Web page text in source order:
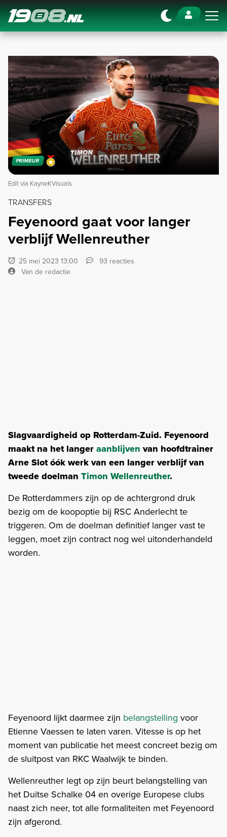
Navigation
PRIMEUR
Edit via KayneKVisuals
TRANSFERS
Feyenoord gaat voor langer
verblijf Wellenreuther
25 mei 2023 13:00
93 reacties
Van de redactie
Slagvaardigheid op Rotterdam-Zuid. Feyenoord
maakt na het langeraanblijven van hoofdtrainer
Arne Slot óók werk van een langer verblijf van
tweede doelman Timon Wellenreuther.
De Rotterdammers zijn op de achtergrond druk
bezig om de koopoptie bij RSC Anderlecht te
triggeren. Om de doelman definitief langer vast te
leggen, moet zijn contract nog wel uitonderhandeld
worden.
Feyenoord lijkt daarmee zijn belangstelling voor
Etienne Vaessen te laten varen. Vitesse is op het
moment van publicatie het meest concreet bezig om
de sluitpost van RKC Waalwijk te binden.
Wellenreuther legt op zijn beurt belangstelling van
het Duitse Schalke 04 en overige Europese clubs
naast zich neer, tot alle formaliteiten met Feyenoord
zijn afgerond.